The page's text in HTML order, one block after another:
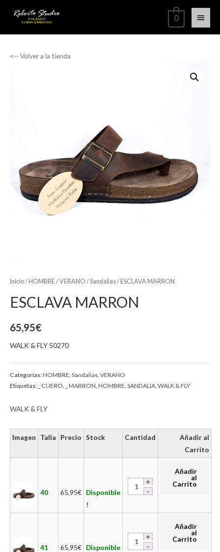
0
<-- Volver a la tienda
Inicio/ HOMBRE/VERANO /Sandalias/ ESCLAVA MARRON
ESCLAVA MARRON
65,95€
WALK & FLY 50270
Categorías:HOMBRE Sandalias VERANO
Etiquetas:
_ CUERO _ MARRON HOMBRE SANDALIA WALK & FLY
WALK & FLY
Imagen Talla Precio Stock Cantidad
Añadir al
Carrito
40 65,95€ Disponible
!
Añadir
al
Carrito
41 65,95€ Disponible
Añadir
al
Carrito